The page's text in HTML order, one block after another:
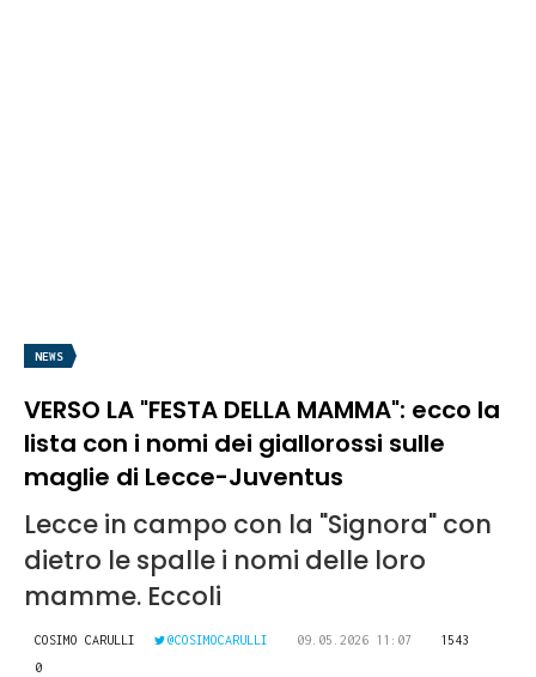
NEWS
VERSO LA "FESTA DELLA MAMMA": ecco la
lista con i nomi dei giallorossi sulle
maglie di Lecce-Juventus
Lecce in campo con la "Signora" con
dietro le spalle i nomi delle loro
mamme. Eccoli
COSIMO CARULLI @COSIMOCARULLI 09.05.2026 11:07
1543
0